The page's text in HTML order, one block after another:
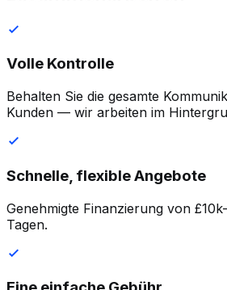
Volle Kontrolle
Behalten Sie die gesamte
Kunden — wir arbeiten im
Schnelle, flexible Angebote
Genehmigte Finanzierung von
Tagen.